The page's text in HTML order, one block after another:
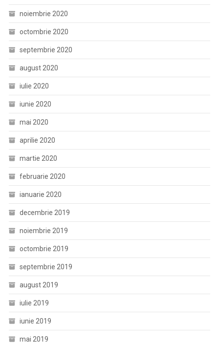
noiembrie 2020
octombrie 2020
septembrie 2020
august 2020
iulie 2020
iunie 2020
mai 2020
aprilie 2020
martie 2020
februarie 2020
ianuarie 2020
decembrie 2019
noiembrie 2019
octombrie 2019
septembrie 2019
august 2019
iulie 2019
iunie 2019
mai 2019